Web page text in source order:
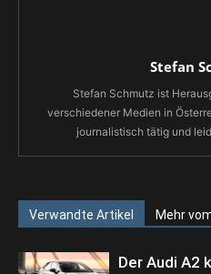
Stefan
Stefan Schmutz ist
verschiedener Medien in
journalistisch tätig und
Verwandte Artikel Mehr
Der Audi A2